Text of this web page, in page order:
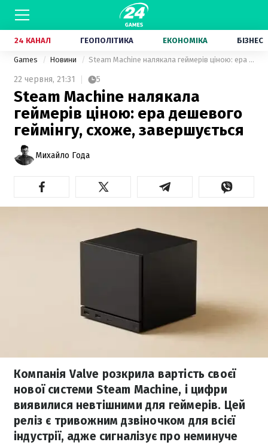
24 КАНАЛ ГЕОПОЛІТИКА ЕКОНОМІКА БІЗНЕС
Games Новини Steam Machine налякала геймерів ціною: ера дешевого геймінгу, схоже, завершується
22 червня, 21:31 5
Steam Machine налякала
геймерів ціною: ера дешевого
геймінгу, схоже, завершується
Михайло Года
Компанія Valve розкрила вартість своєї
нової системи Steam Machine, і цифри
виявилися невтішними для геймерів. Цей
реліз є тривожним дзвіночком для всієї
індустрії, адже сигналізує про неминуче